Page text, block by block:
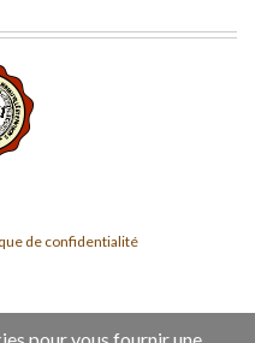
de confidentialité